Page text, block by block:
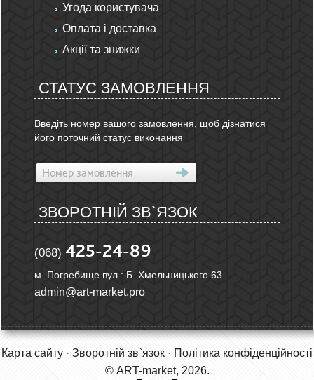
Угода користувача
Оплата і доставка
Акції та знижки
СТАТУС ЗАМОВЛЕННЯ
Введіть номер вашого замовлення, щоб дізнатися
його поточний статус виконання
ЗВОРОТНІЙ ЗВ`ЯЗОК
(068) 425-24-89
м. Погребище вул.: Б. Хмельницького 63
admin@art-market.pro
Карта сайту · Зворотній зв`язок · Політика конфіденційності
© ART-market, 2026.